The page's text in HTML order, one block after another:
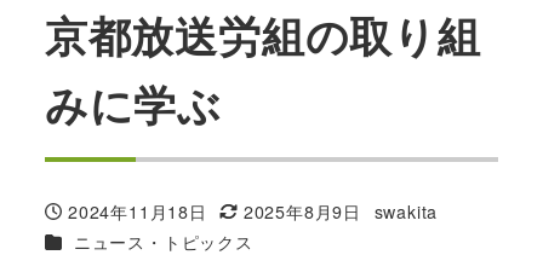
京都放送労組の取り組
みに学ぶ
投稿日
2024年11月18日
更新日
2025年8月9日
著
swakita
カテゴリー
ニュース・トピックス